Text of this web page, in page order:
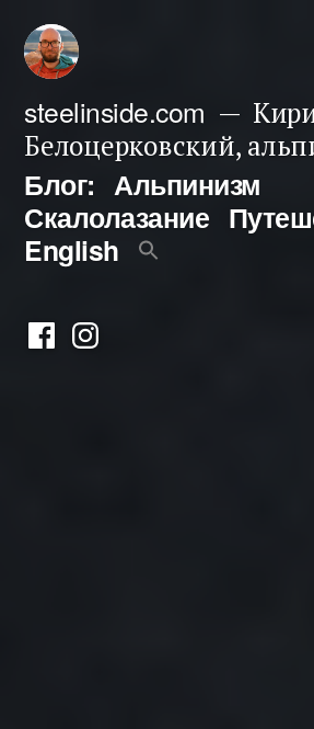
Перейти
содержимому
steelinside.com
Белоцерковский,
Блог: Альпинизм
Скалолазание
English
ФейсбукИнстаграм